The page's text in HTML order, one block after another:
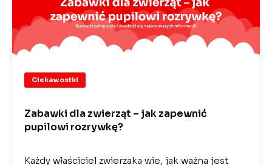
Ciekawostki
Zabawki dla zwierząt – jak zapewnić
pupilowi rozrywkę?
Każdy właściciel zwierzaka wie, jak ważna jest